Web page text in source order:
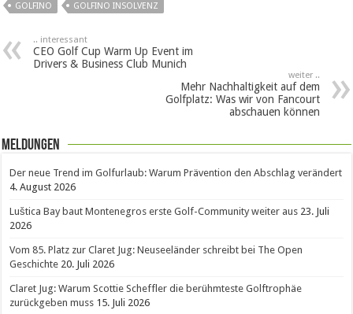
GOLFINO
GOLFINO INSOLVENZ
.. interessant
CEO Golf Cup Warm Up Event im
Drivers & Business Club Munich
weiter ..
Mehr Nachhaltigkeit auf dem
Golfplatz: Was wir von Fancourt
abschauen können
Meldungen
Der neue Trend im Golfurlaub: Warum Prävention den Abschlag verändert
4. August 2026
Luštica Bay baut Montenegros erste Golf-Community weiter aus 23. Juli
2026
Vom 85. Platz zur Claret Jug: Neuseeländer schreibt bei The Open
Geschichte 20. Juli 2026
Claret Jug: Warum Scottie Scheffler die berühmteste Golftrophäe
zurückgeben muss 15. Juli 2026